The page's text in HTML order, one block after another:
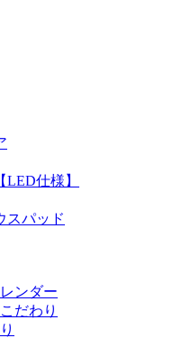
仕様】
スパッド
ンダー
だわり